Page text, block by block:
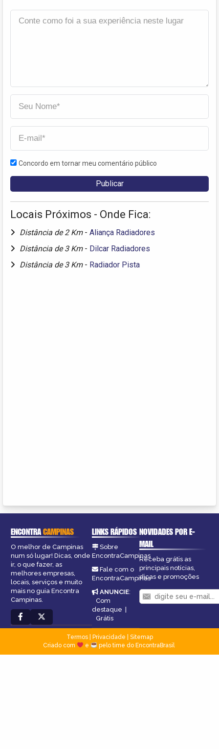
Concordo em tornar meu comentário público
Locais Próximos - Onde Fica:
Distância de 2 Km - Aliança Radiadores
Distância de 3 Km - Dilcar Radiadores
Distância de 3 Km - Radiador Pista
ENCONTRACAMPINAS
O melhor de Campinas
num só lugar! Dicas, onde
ir, o que fazer, as
melhores empresas,
locais, serviços e muito
mais no guia Encontra
Campinas.
LINKS RÁPIDOS
Sobre
EncontraCampinas
Fale com o
EncontraCampinas
ANUNCIE:
Com
destaque |
Grátis
NOVIDADES POR E-
MAIL
Receba grátis as
principais notícias,
dicas e promoções
Termos| Privacidade
Sitemap
Criado com
e pelo time do EncontraBrasil